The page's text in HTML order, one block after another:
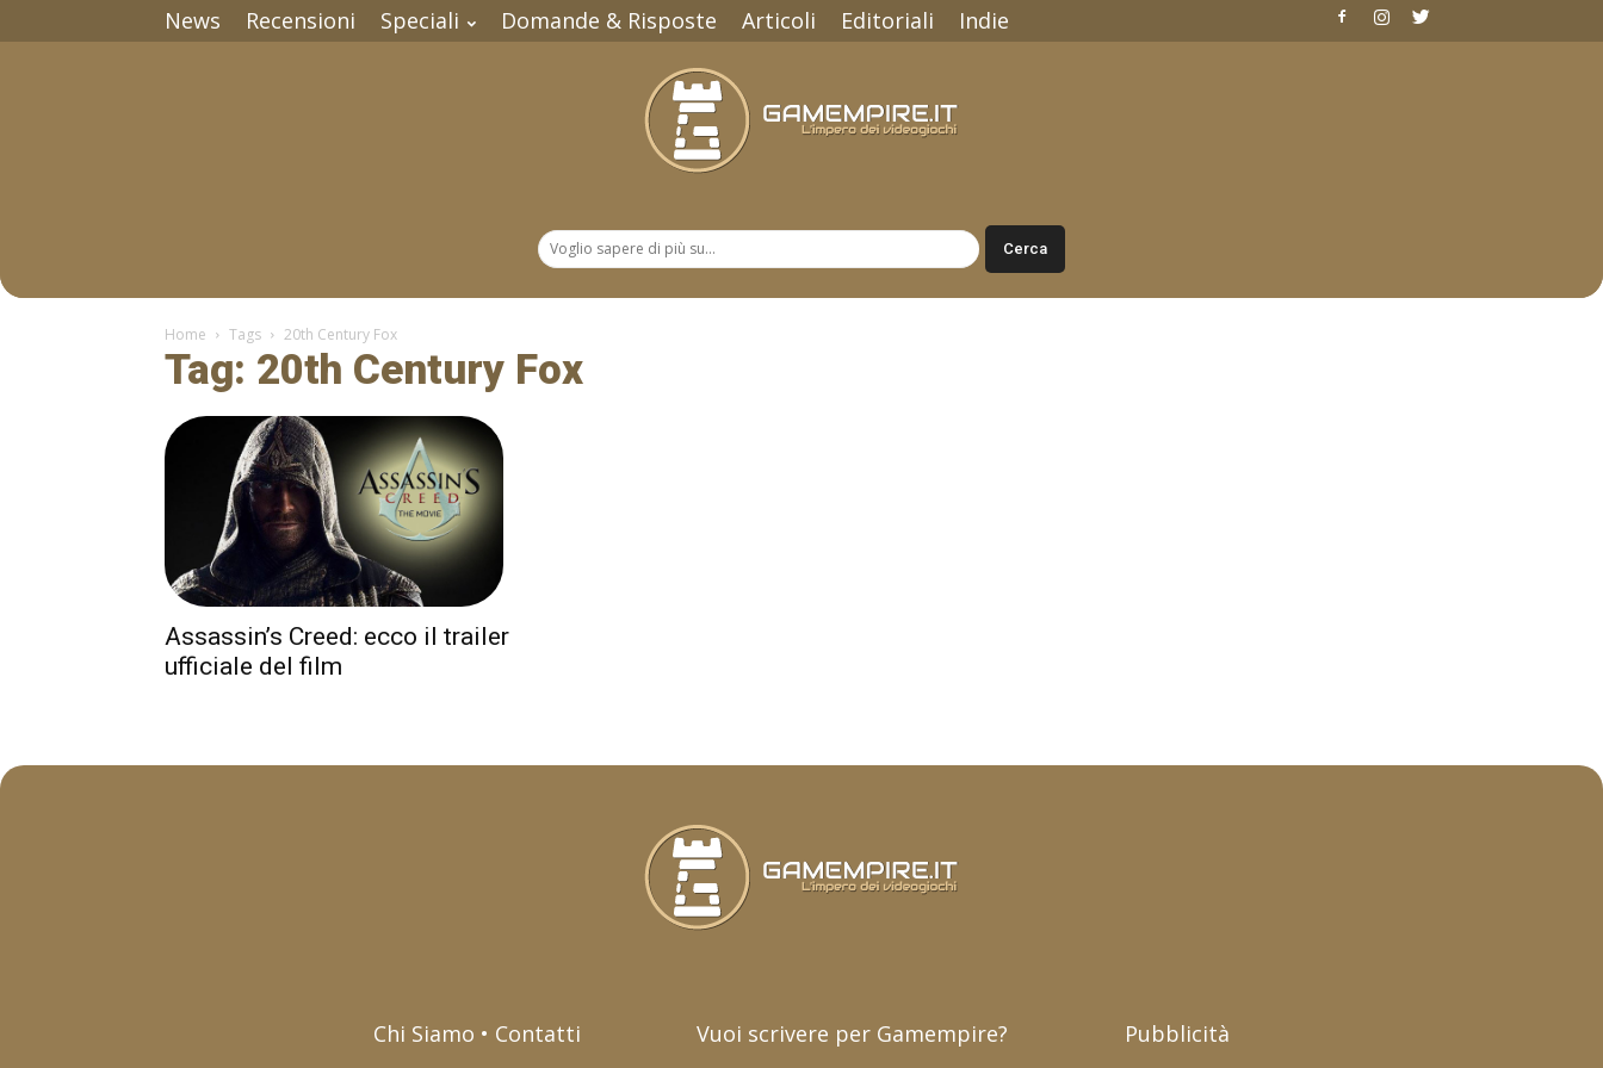
News Recensioni Speciali Domande & Risposte Articoli Editoriali Indie
Home Tags 20th Century Fox
Tag: 20th Century Fox
Assassin’s Creed: ecco il trailer
ufficiale del film
Chi Siamo • Contatti Vuoi scrivere per Gamempire? Pubblicità